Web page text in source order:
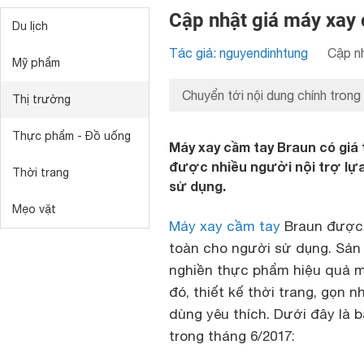
Du lịch
Mỹ phẩm
Thị trường
Thực phẩm - Đồ uống
Thời trang
Mẹo vặt
Cập nhật giá máy
Tác giả: nguyendinhtung Cập
Chuyển tới nội dung chính trong
Máy xay cầm tay Braun có
được nhiều người nội trợ
sử dụng.
Máy xay cầm tay Braun
toàn cho người sử dụng.
nghiền thực phẩm hiệu quả
đó, thiết kế thời trang, gọn
dùng yêu thích. Dưới đây là
trong tháng 6/2017: